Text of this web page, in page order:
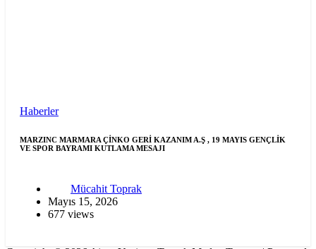
Haberler
MARZINC MARMARA ÇİNKO GERİ KAZANIM A.Ş , 19 MAYIS GENÇLİK
VE SPOR BAYRAMI KUTLAMA MESAJI
Mücahit Toprak
Mayıs 15, 2026
677 views